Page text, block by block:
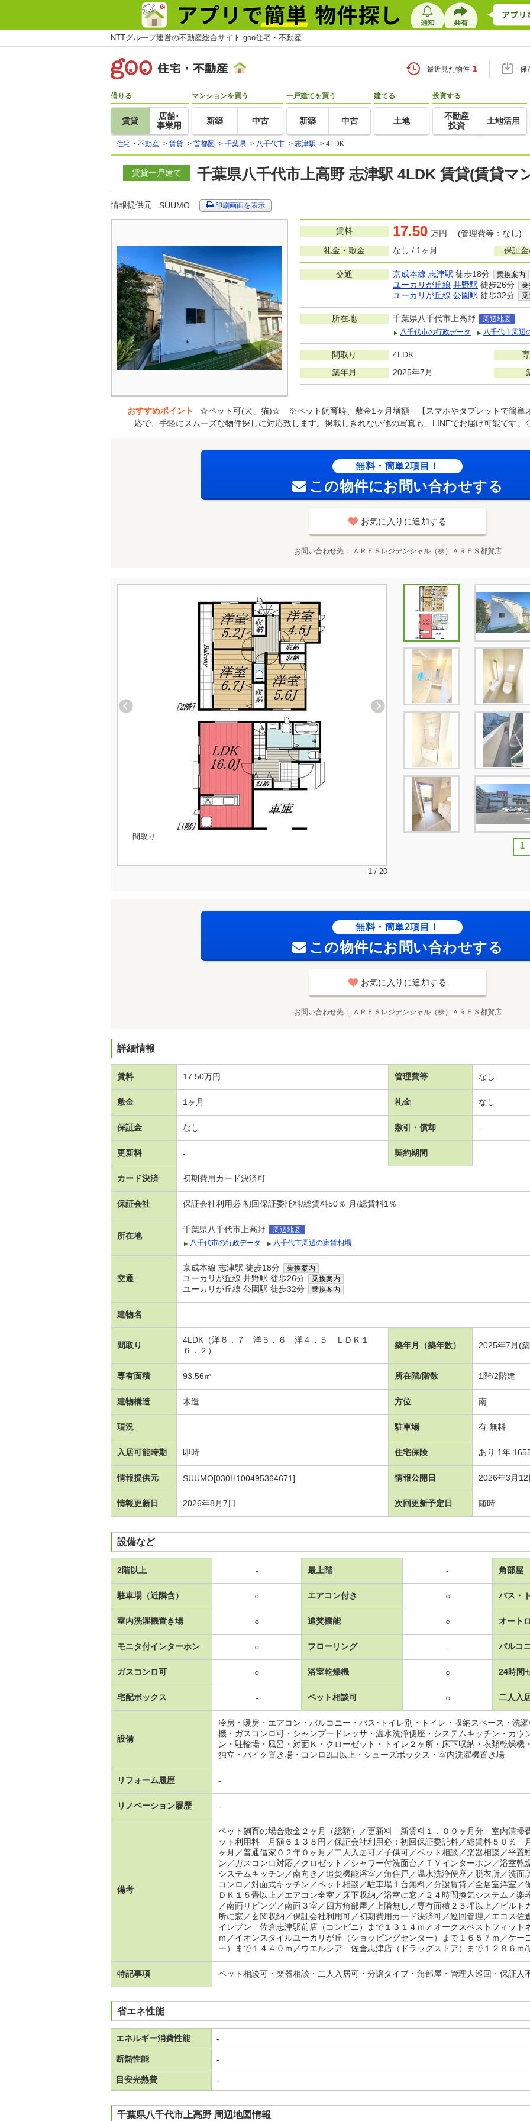
NTTグループ運営の不動産総合サイト goo住宅・不動産
最近見た物件 1 保
借りる
賃貸
店舗･
事業用
マンションを買う
新築 中古
一戸建てを買う
新築 中古
建てる
土地
投資する
不動産
投資
土地活用
住宅・不動産 > 賃貸 > 首都圏 > 千葉県 > 八千代市 > 志津駅 > 4LDK
賃貸一戸建て 千葉県八千代市上高野 志津駅 4LDK 賃貸(賃貸マ
情報提供元 SUUMO 印刷画面を表示
賃料 17.50 万円 (管理費等：なし)
礼金・敷金
なし / 1ヶ月 保証
交通 京成本線 志津駅 徒歩18分 乗換案内
ユーカリが丘線 井野駅 徒歩26分 乗
ユーカリが丘線 公園駅 徒歩32分 乗
所在地 千葉県八千代市上高野
周辺地図
八千代市の行政データ
八千代市周辺
間取り 4LDK
築年月 2025年7月
おすすめポイント
☆ペット可(犬、猫)☆ ※ペット飼育時、敷金1ヶ月増額 【スマホやタブレットで簡単
応で、手軽にスムーズな物件探しに対応致します。掲載しきれない他の写真も、LINEでお届け可能です
無料・簡単2項目！
この物件にお問い合わせする
お気に入りに追加する
お問い合わせ先 ＡＲＥＳレジデンシャル（株）ＡＲＥＳ都賀店
間取り
1 / 20
1
無料・簡単2項目！
この物件にお問い合わせする
お気に入りに追加する
お問い合わせ先 ＡＲＥＳレジデンシャル（株）ＡＲＥＳ都賀店
詳細情報
賃料 17.50万円 管理費等 なし
敷金 1ヶ月 礼金 なし
保証金 なし 敷引・償却 -
更新料 - 契約期間
カード決済 初期費用カード決済可
保証会社 保証会社利用必 初回保証委託料/総賃料50％ 月/総賃料1％
所在地
千葉県八千代市上高野
周辺地図
八千代市の行政データ
八千代市周辺の家賃相場
交通
京成本線 志津駅 徒歩18分 乗換案内
ユーカリが丘線 井野駅 徒歩26分 乗換案内
ユーカリが丘線 公園駅 徒歩32分 乗換案内
建物名
間取り
4LDK（洋６．７ 洋５．６ 洋４．５ ＬＤＫ１
６．２）
築年月（築年数） 2025年7月(
専有面積 93.56㎡ 所在階/階数 1階/2階建
建物構造 木造 方位 南
現況 駐車場 有 無料
入居可能時期 即時 住宅保険 あり 1年
情報提供元 SUUMO[030H100495364671] 情報公開日 2026年3月12
情報更新日 2026年8月7日 次回更新予定日 随時
設備など
2階以上 - 最上階 - 角部屋
駐車場（近隣含） ○ エアコン付き ○ バス・
室内洗濯機置き場 ○ 追焚機能 ○ オート
モニタ付インターホン ○ フローリング - バルコ
ガスコンロ可 ○ 浴室乾燥機 ○ 24時間
宅配ボックス - ペット相談可 ○ 二人入
設備
冷房・暖房・エアコン・バルコニー・バス･トイレ別・トイレ・収納スペース・洗
機・ガスコンロ可・シャンプードレッサ・温水洗浄便座・システムキッチン・カウ
ン・駐輪場・風呂・対面Ｋ・クローゼット・トイレ２ヶ所・床下収納・衣類乾燥
独立・バイク置き場・コンロ2口以上・シューズボックス・室内洗濯機置き場
リフォーム履歴 -
リノベーション履歴 -
備考
ペット飼育の場合敷金２ヶ月（総額）／更新料 新賃料１．００ヶ月分 室内清
ット利用料 月額６１３８円／保証会社利用必：初回保証委託料／総賃料５０％
ヶ月／普通借家０２年０ヶ月／二人入居可／子供可／ペット相談／楽器相談／平置
ン／ガスコンロ対応／クロゼット／シャワー付洗面台／ＴＶインターホン／浴室乾
システムキッチン／南向き／追焚機能浴室／角住戸／温水洗浄便座／脱衣所／洗面
コンロ／対面式キッチン／ペット相談／駐車場１台無料／分譲賃貸／全居室洋室／
ＤＫ１５畳以上／エアコン全室／床下収納／浴室に窓／２４時間換気システム／
／南面リビング／南面３室／四方角部屋／上階無し／専有面積２５坪以上／ビル
所に窓／玄関収納／保証会社利用可／初期費用カード決済可／巡回管理／エコス佐
イレブン 佐倉志津駅前店（コンビニ）まで１３１４ｍ／オークスベストフィッ
ｍ／イオンスタイルユーカリが丘（ショッピングセンター）まで１６５７ｍ／ケ
ー）まで１４４０ｍ／ウエルシア 佐倉志津店（ドラッグストア）まで１２８６ｍ/
特記事項 ペット相談可・楽器相談・二人入居可・分譲タイプ・角部屋・管理人巡回・保証人
省エネ性能
エネルギー消費性能 -
断熱性能 -
目安光熱費 -
千葉県八千代市上高野 周辺地図情報